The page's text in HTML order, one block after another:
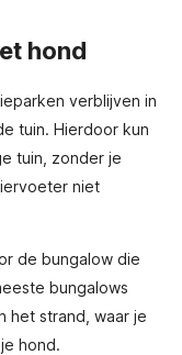
hond
verblijven in
tuin. Hierdoor kun
tuin, zonder je
niet
de bungalow die
bungalows
het strand, waar je
hond.